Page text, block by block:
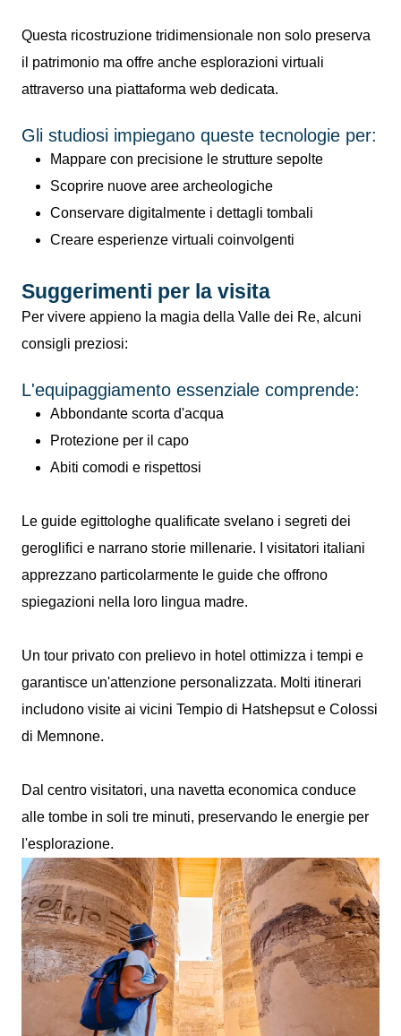
Questa ricostruzione tridimensionale non solo preserva
il patrimonio ma offre anche esplorazioni virtuali
attraverso una piattaforma web dedicata.
Gli studiosi impiegano queste tecnologie per:
Mappare con precisione le strutture sepolte
Scoprire nuove aree archeologiche
Conservare digitalmente i dettagli tombali
Creare esperienze virtuali coinvolgenti
Suggerimenti per la visita
Per vivere appieno la magia della Valle dei Re, alcuni
consigli preziosi:
L'equipaggiamento essenziale comprende:
Abbondante scorta d'acqua
Protezione per il capo
Abiti comodi e rispettosi
Le guide egittologhe qualificate svelano i segreti dei
geroglifici e narrano storie millenarie. I visitatori italiani
apprezzano particolarmente le guide che offrono
spiegazioni nella loro lingua madre.
Un tour privato con prelievo in hotel ottimizza i tempi e
garantisce un'attenzione personalizzata. Molti itinerari
includono visite ai vicini Tempio di Hatshepsut e Colossi
di Memnone.
Dal centro visitatori, una navetta economica conduce
alle tombe in soli tre minuti, preservando le energie per
l'esplorazione.